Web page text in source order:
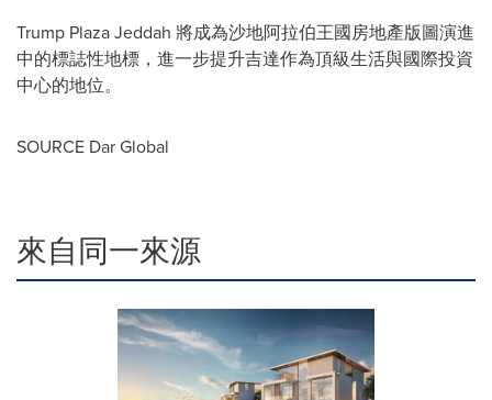
Trump Plaza Jeddah 將成為沙地阿拉伯王國房地產版圖演進
中的標誌性地標，進一步提升吉達作為頂級生活與國際投資
中心的地位。
SOURCE Dar Global
來自同一來源